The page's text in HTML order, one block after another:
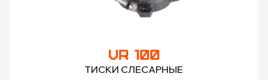
VR 100
ТИСКИ СЛЕСАРНЫЕ